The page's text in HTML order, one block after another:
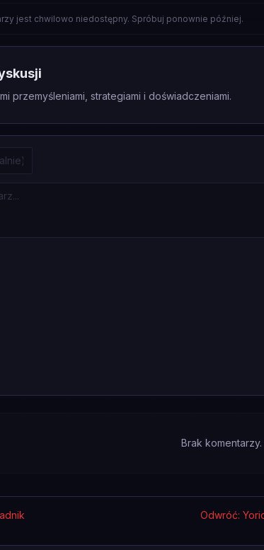
jest chwilowo niedostępny. Spróbuj ponownie później.
przemyśleniami, strategiami i doświadczeniami.
Brak
Odwróć: